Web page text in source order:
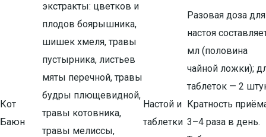
Кот
Баюн
экстракты: цветков и
плодов боярышника,
шишек хмеля, травы
пустырника, листьев
мяты перечной, травы
будры плющевидной,
травы котовника,
травы мелиссы,
Настой и
таблетки
Разовая доза для
настоя
мл (половина
чайной ложки);
таблеток — 2
Кратность
3–4 раза в день.